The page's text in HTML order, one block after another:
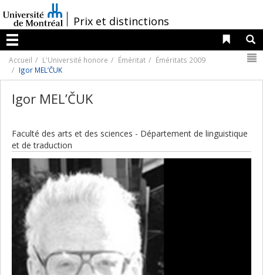
au
contenu
/Prix et distinctions
Menu
Liens
Accueil L'Université honore Éméritat
Éméritats 2009
Igor MEL’ČUK
Igor MEL’ČUK
Faculté des arts et des sciences - Département de linguistique
et de traduction